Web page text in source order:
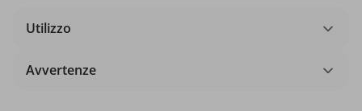
Utilizzo
Avvertenze